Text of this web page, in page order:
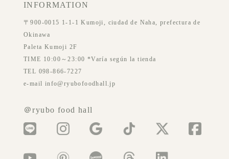
INFORMATION
〒900-0015 1-1-1 Kumoji, ciudad de Naha, prefectura de
Okinawa
Paleta Kumoji 2F
TIME 10:00～23:00 *Varía según la tienda
TEL 098-866-7227
e-mail info@ryubofoodhall.jp
＠ryubo food hall